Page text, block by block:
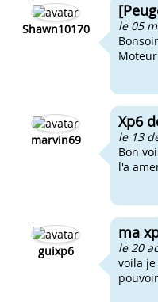
Shawn10170
le 05
marvin69
Xp6
le 13
Bon
l'a
guixp6
ma
le 20
voila